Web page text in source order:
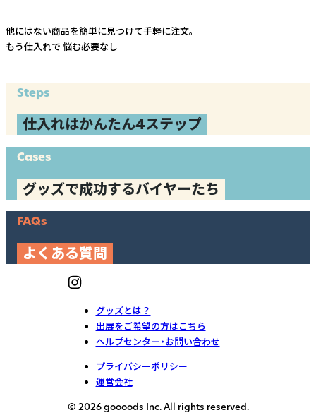
他にはない商品を簡単に見つけて手軽に注文。
もう仕入れで 悩む必要なし
Steps
仕入れはかんたん4ステップ
Cases
グッズで成功するバイヤーたち
FAQs
よくある質問
グッズとは？
出展をご希望の方はこちら
ヘルプセンター・お問い合わせ
プライバシーポリシー
運営会社
© 2026 goooods Inc. All rights reserved.